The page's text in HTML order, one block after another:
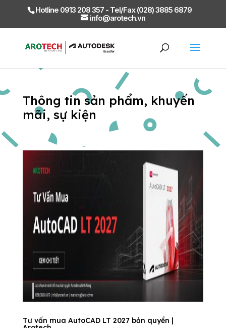
Hotline 0913 208 357 - Tel/Fax (028) 3885 6879
info@arotech.vn
Thông tin sản phẩm, khuyến
mãi, sự kiện
Tư vấn mua AutoCAD LT 2027 bản quyền |